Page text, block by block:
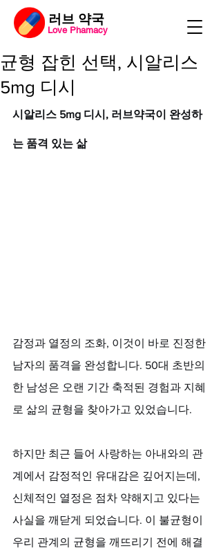
​러브 약국
Love Phamacy
균형 잡힌 선택, 시알리스
5mg 디시
시알리스 5mg 디시, 러브약국이 완성하
는 품격 있는 삶
감정과 열정의 조화, 이것이 바로 진정한
남자의 품격을 완성합니다. 50대 초반의
한 남성은 오랜 기간 축적된 경험과 지혜
로 삶의 균형을 찾아가고 있었습니다.
하지만 최근 들어 사랑하는 아내와의 관
계에서 감정적인 유대감은 깊어지는데,
신체적인 열정은 점차 약해지고 있다는
사실을 깨닫게 되었습니다. 이 불균형이
우리 관계의 균형을 깨뜨리기 전에 해결